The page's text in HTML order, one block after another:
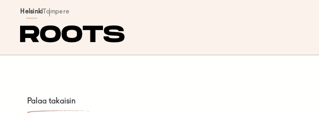
Siirry sisältöön
HelsinkiTampere
Palaa takaisin